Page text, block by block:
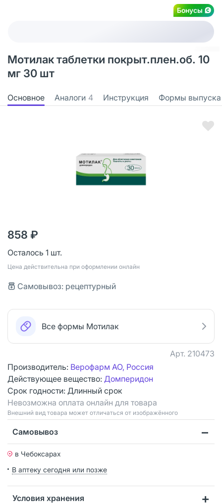
Бонусы
Мотилак таблетки покрыт.плен.об. 10
мг 30 шт
Основное Аналоги 4 Инструкция Формы выпуска
858 ₽
Осталось 1 шт.
Цена действительна при оформлении онлайн
Самовывоз: рецептурный
Все формы Мотилак
Арт. 210473
Производитель: Верофарм АО, Россия
Действующее вещество: Домперидон
Срок годности: Длинный срок
Невозможна оплата онлайн для товара
Bнешний вид товара может отличаться от изображённого
Самовывоз
в Чебоксарах
В аптеку сегодня или позже
Условия хранения